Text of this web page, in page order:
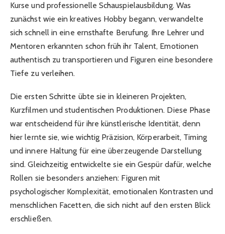
Kurse und professionelle Schauspielausbildung. Was
zunächst wie ein kreatives Hobby begann, verwandelte
sich schnell in eine ernsthafte Berufung. Ihre Lehrer und
Mentoren erkannten schon früh ihr Talent, Emotionen
authentisch zu transportieren und Figuren eine besondere
Tiefe zu verleihen.
Die ersten Schritte übte sie in kleineren Projekten,
Kurzfilmen und studentischen Produktionen. Diese Phase
war entscheidend für ihre künstlerische Identität, denn
hier lernte sie, wie wichtig Präzision, Körperarbeit, Timing
und innere Haltung für eine überzeugende Darstellung
sind. Gleichzeitig entwickelte sie ein Gespür dafür, welche
Rollen sie besonders anziehen: Figuren mit
psychologischer Komplexität, emotionalen Kontrasten und
menschlichen Facetten, die sich nicht auf den ersten Blick
erschließen.